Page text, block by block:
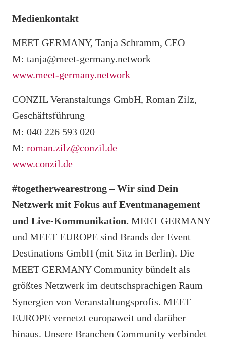
Medienkontakt
MEET GERMANY, Tanja Schramm, CEO
M: tanja@meet-germany.network
www.meet-germany.network
CONZIL Veranstaltungs GmbH, Roman Zilz,
Geschäftsführung
M: 040 226 593 020
M: roman.zilz@conzil.de
www.conzil.de
#togetherwearestrong – Wir sind Dein
Netzwerk mit Fokus auf Eventmanagement
und Live-Kommunikation. MEET GERMANY
und MEET EUROPE sind Brands der Event
Destinations GmbH (mit Sitz in Berlin). Die
MEET GERMANY Community bündelt als
größtes Netzwerk im deutschsprachigen Raum
Synergien von Veranstaltungsprofis. MEET
EUROPE vernetzt europaweit und darüber
hinaus. Unsere Branchen Community verbindet